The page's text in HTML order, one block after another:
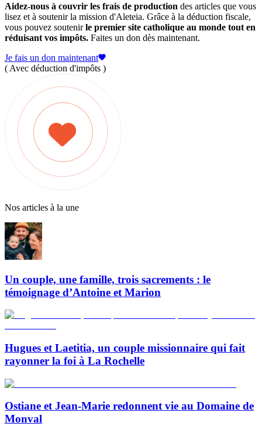
Aidez-nous à couvrir les frais de production des articles que vous
lisez et à soutenir la mission d'Aleteia. Grâce à la déduction fiscale,
vous pouvez soutenirle premier site catholique au monde tout en
réduisant vos impôts. Faites un don dès maintenant.
Je fais un don maintenant
( Avec déduction d'impôts )
Nos articles à la une
Un couple, une famille, trois sacrements : le
témoignage d’Antoine et Marion
Hugues et Laetitia, un couple missionnaire qui fait
rayonner la foi à La Rochelle
Ostiane et Jean-Marie redonnent vie au Domaine de
Monval